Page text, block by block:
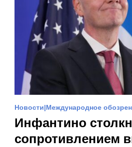
Новости Международное
Инфантино
сопротивлением